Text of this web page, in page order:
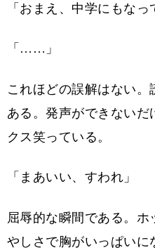
「おまえ、中学にもな
「……」
これほどの誤解はない
ある。発声ができないだ
クス笑っている。
「まあいい、すわれ」
屈辱的な瞬間である。ホ
やしさで胸がいっぱいに